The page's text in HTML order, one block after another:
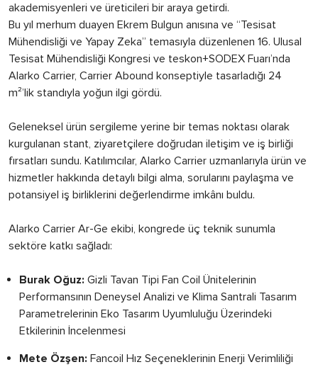
akademisyenleri ve üreticileri bir araya getirdi.
Bu yıl merhum duayen Ekrem Bulgun anısına ve “Tesisat
Mühendisliği ve Yapay Zeka” temasıyla düzenlenen 16. Ulusal
Tesisat Mühendisliği Kongresi ve teskon+SODEX Fuarı’nda
Alarko Carrier, Carrier Abound konseptiyle tasarladığı 24
m²’lik standıyla yoğun ilgi gördü.
Geleneksel ürün sergileme yerine bir temas noktası olarak
kurgulanan stant, ziyaretçilere doğrudan iletişim ve iş birliği
fırsatları sundu. Katılımcılar, Alarko Carrier uzmanlarıyla ürün ve
hizmetler hakkında detaylı bilgi alma, sorularını paylaşma ve
potansiyel iş birliklerini değerlendirme imkânı buldu.
Alarko Carrier Ar-Ge ekibi, kongrede üç teknik sunumla
sektöre katkı sağladı:
Burak Oğuz: Gizli Tavan Tipi Fan Coil Ünitelerinin
Performansının Deneysel Analizi ve Klima Santrali Tasarım
Parametrelerinin Eko Tasarım Uyumluluğu Üzerindeki
Etkilerinin İncelenmesi
Mete Özşen: Fancoil Hız Seçeneklerinin Enerji Verimliliği